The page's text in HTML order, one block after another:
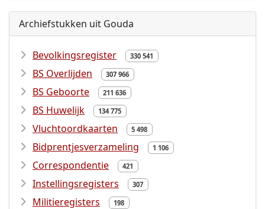
Archiefstukken uit Gouda
Bevolkingsregister 330 541
BS Overlijden 307 966
BS Geboorte 211 636
BS Huwelijk 134 775
Vluchtoordkaarten 5 498
Bidprentjesverzameling 1 106
Correspondentie 421
Instellingsregisters 307
Militieregisters 198